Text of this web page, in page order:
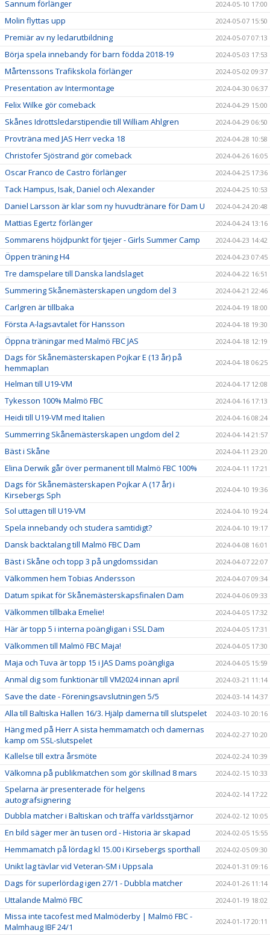
Sannum förlänger 2024-05-10 17:00
Molin flyttas upp 2024-05-07 15:50
Premiär av ny ledarutbildning 2024-05-07 07:13
Börja spela innebandy för barn födda 2018-19 2024-05-03 17:53
Mårtenssons Trafikskola förlänger 2024-05-02 09:37
Presentation av Intermontage 2024-04-30 06:37
Felix Wilke gör comeback 2024-04-29 15:00
Skånes Idrottsledarstipendie till William Ahlgren 2024-04-29 06:50
Provträna med JAS Herr vecka 18 2024-04-28 10:58
Christofer Sjöstrand gör comeback 2024-04-26 16:05
Oscar Franco de Castro förlänger 2024-04-25 17:36
Tack Hampus, Isak, Daniel och Alexander 2024-04-25 10:53
Daniel Larsson är klar som ny huvudtränare för Dam U 2024-04-24 20:48
Mattias Egertz förlänger 2024-04-24 13:16
Sommarens höjdpunkt för tjejer - Girls Summer Camp 2024-04-23 14:42
Öppen träning H4 2024-04-23 07:45
Tre damspelare till Danska landslaget 2024-04-22 16:51
Summering Skånemästerskapen ungdom del 3 2024-04-21 22:46
Carlgren är tillbaka 2024-04-19 18:00
Första A-lagsavtalet för Hansson 2024-04-18 19:30
Öppna träningar med Malmö FBC JAS 2024-04-18 12:19
Dags för Skånemästerskapen Pojkar E (13 år) på
hemmaplan
2024-04-18 06:25
Helman till U19-VM 2024-04-17 12:08
Tykesson 100% Malmö FBC 2024-04-16 17:13
Heidi till U19-VM med Italien 2024-04-16 08:24
Summerring Skånemästerskapen ungdom del 2 2024-04-14 21:57
Bäst i Skåne 2024-04-11 23:20
Elina Derwik går över permanent till Malmö FBC 100% 2024-04-11 17:21
Dags för Skånemästerskapen Pojkar A (17 år) i
Kirsebergs Sph
2024-04-10 19:36
Sol uttagen till U19-VM 2024-04-10 19:24
Spela innebandy och studera samtidigt? 2024-04-10 19:17
Dansk backtalang till Malmö FBC Dam 2024-04-08 16:01
Bäst i Skåne och topp 3 på ungdomssidan 2024-04-07 22:07
Välkommen hem Tobias Andersson 2024-04-07 09:34
Datum spikat för Skånemästerskapsfinalen Dam 2024-04-06 09:33
Välkommen tillbaka Emelie! 2024-04-05 17:32
Här är topp 5 i interna poängligan i SSL Dam 2024-04-05 17:31
Välkommen till Malmö FBC Maja! 2024-04-05 17:30
Maja och Tuva är topp 15 i JAS Dams poängliga 2024-04-05 15:59
Anmäl dig som funktionär till VM2024 innan april 2024-03-21 11:14
Save the date - Föreningsavslutningen 5/5 2024-03-14 14:37
Alla till Baltiska Hallen 16/3. Hjälp damerna till slutspelet 2024-03-10 20:16
Häng med på Herr A sista hemmamatch och damernas
kamp om SSL-slutspelet
2024-02-27 10:20
Kallelse till extra årsmöte 2024-02-24 10:39
Välkomna på publikmatchen som gör skillnad 8 mars 2024-02-15 10:33
Spelarna är presenterade för helgens
autografsignering
2024-02-14 17:22
Dubbla matcher i Baltiskan och träffa världsstjärnor 2024-02-12 10:05
En bild säger mer än tusen ord - Historia är skapad 2024-02-05 15:55
Hemmamatch på lördag kl 15.00 i Kirsebergs sporthall 2024-02-05 09:30
Unikt lag tävlar vid Veteran-SM i Uppsala 2024-01-31 09:16
Dags för superlördag igen 27/1 - Dubbla matcher 2024-01-26 11:14
Uttalande Malmö FBC 2024-01-19 18:02
Missa inte tacofest med Malmöderby | Malmö FBC -
Malmhaug IBF 24/1
2024-01-17 20:11